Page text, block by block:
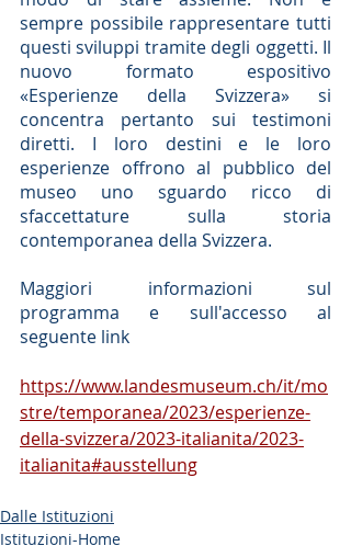
sempre possibile rappresentare tutti
questi sviluppi tramite degli oggetti. Il
nuovo formato espositivo
«Esperienze della Svizzera» si
concentra pertanto sui testimoni
diretti. I loro destini e le loro
esperienze offrono al pubblico del
museo uno sguardo ricco di
sfaccettature sulla storia
contemporanea della Svizzera.
Maggiori informazioni sul
programma e sull'accesso al
seguente link
https://www.landesmuseum.ch/it/mo
stre/temporanea/2023/esperienze-
della-svizzera/2023-italianita/2023-
italianita#ausstellung
Dalle Istituzioni
Istituzioni-Home